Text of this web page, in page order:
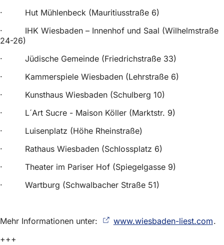
· Hut Mühlenbeck (Mauritiusstraße 6)
· IHK Wiesbaden – Innenhof und Saal (Wilhelmstraße
24-26)
· Jüdische Gemeinde (Friedrichstraße 33)
· Kammerspiele Wiesbaden (Lehrstraße 6)
· Kunsthaus Wiesbaden (Schulberg 10)
· L´Art Sucre - Maison Köller (Marktstr. 9)
· Luisenplatz (Höhe Rheinstraße)
· Rathaus Wiesbaden (Schlossplatz 6)
· Theater im Pariser Hof (Spiegelgasse 9)
· Wartburg (Schwalbacher Straße 51)
Mehr Informationen unter: www.wiesbaden-liest.com.
+++